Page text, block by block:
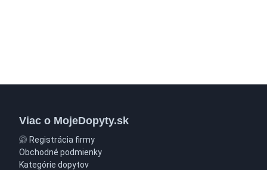
Viac o MojeDopyty.sk
Registrácia firmy
Obchodné podmienky
Kategórie dopytov